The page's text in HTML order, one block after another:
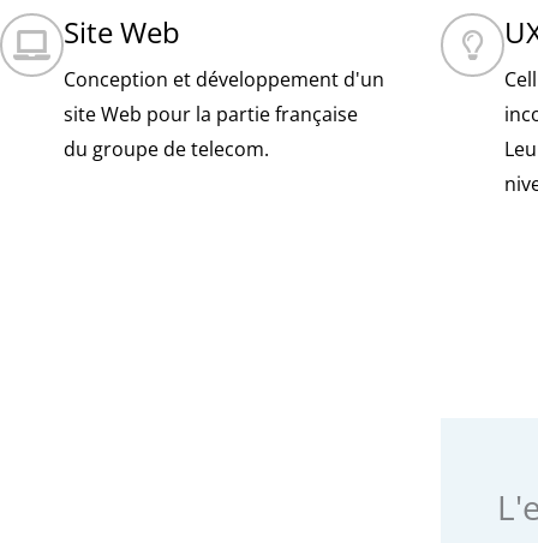
Site Web
Conception et développement d'un
site Web pour la partie française
du groupe de telecom.